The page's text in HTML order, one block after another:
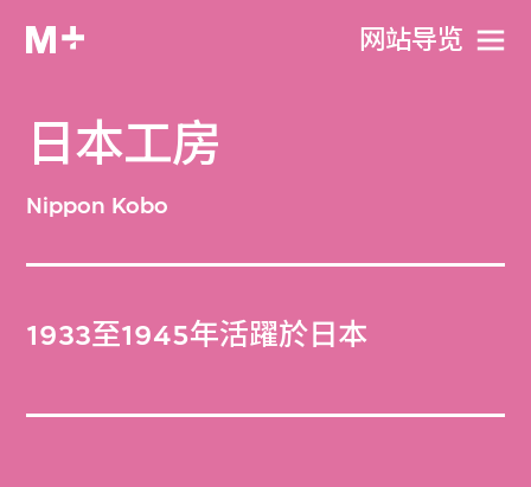
网站导览
日本工房
Nippon Kobo
1933至1945年活躍於日本